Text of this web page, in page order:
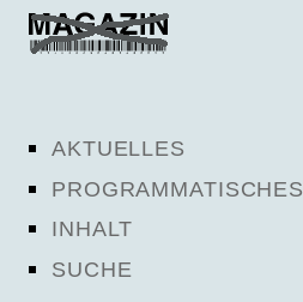
AKTUELLES
PROGRAMMATISCHES
INHALT
SUCHE